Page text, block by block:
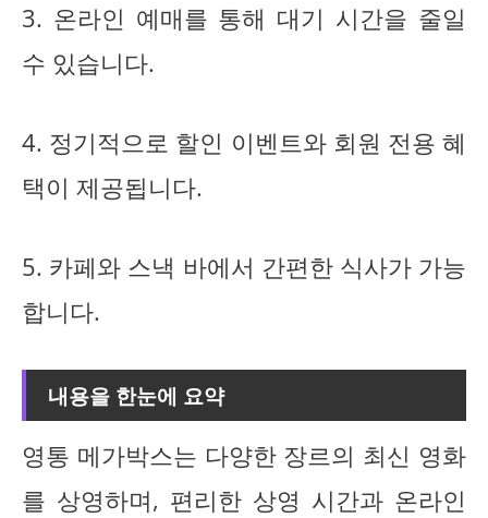
3. 온라인 예매를 통해 대기 시간을 줄일
수 있습니다.
4. 정기적으로 할인 이벤트와 회원 전용 혜
택이 제공됩니다.
5. 카페와 스낵 바에서 간편한 식사가 가능
합니다.
내용을 한눈에 요약
영통 메가박스는 다양한 장르의 최신 영화
를 상영하며, 편리한 상영 시간과 온라인